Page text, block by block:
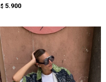
$ 5.900